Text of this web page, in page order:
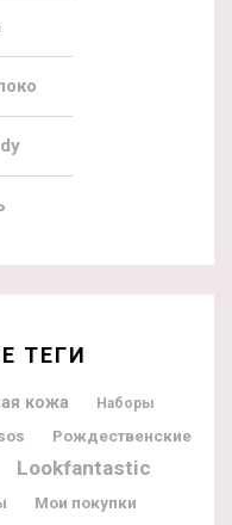
ТЕГИ
кожа Наборы
Рождественские
Lookfantastic
Мои покупки